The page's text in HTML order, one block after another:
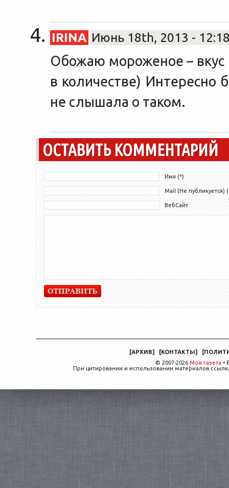
IRINA Июнь 18th, 2013 -
Обожаю мороженое – вкус
в количестве)
не слышала о таком.
ОСТАВИТЬ КОММЕНТАРИЙ
Имя (*)
Mail (Не публикуется)
ВебСайт
[АРХИВ] [КОНТАКТЫ] [
© 2007-2026 Моя газета •
При цитировании и использовании материалов